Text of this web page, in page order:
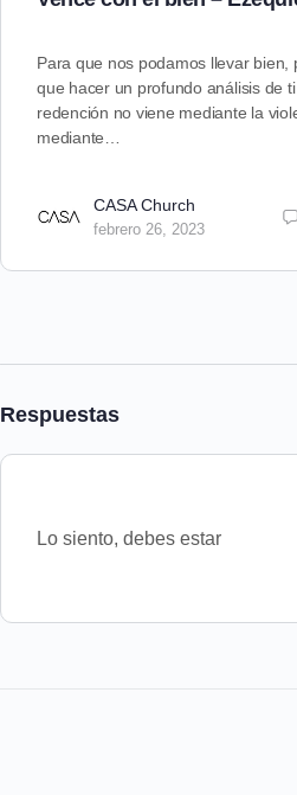
Para que nos podamos llevar bien,
que hacer un profundo análisis de
redención no viene mediante la
mediante…
CASA Church
febrero 26, 2023
Respuestas
Lo siento, debes estar